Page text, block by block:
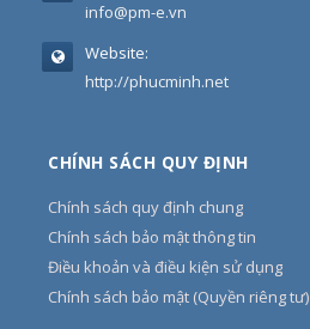
info@pm-e.vn
Website:
http://phucminh.net
CHÍNH SÁCH QUY ĐỊNH
Chính sách quy định chung
Chính sách bảo mật thông tin
Điều khoản và điều kiện sử dụng
Chính sách bảo mật (Quyền riêng tư)